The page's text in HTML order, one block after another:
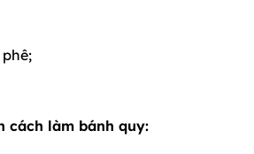
cách làm bánh quy: